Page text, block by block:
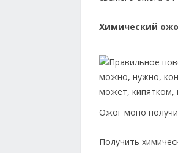
Химический
Ожог моно
Получить